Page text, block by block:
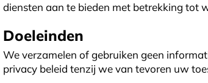
diensten aan te bieden met betrekking tot
Doeleinden
We verzamelen of gebruiken geen
privacy beleid tenzij we van tevoren uw